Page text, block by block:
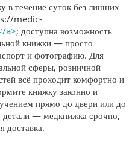
в течение суток без лишних
medic-
a>; доступна возможность
книжки — просто
и фотографию. Для
сферы, розничной
всё проходит комфортно и
книжку законно и
прямо до двери или до
— медкнижка срочно,
доставка.